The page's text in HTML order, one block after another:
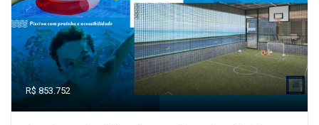
R$ 853.752